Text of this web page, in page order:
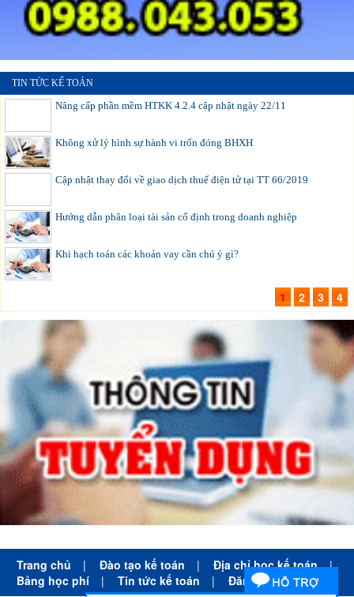
TIN TỨC KẾ TOÁN
Nâng cấp phần mềm HTKK 4.2.4 cập nhật ngày 22/11
Không xử lý hình sự hành vi trốn đóng BHXH
Cập nhật thay đổi về giao dịch thuế điện tử tại TT 66/2019
Hướng dẫn phân loại tài sản cố định trong doanh nghiệp
Khi hạch toán các khoản vay cần chú ý gì?
1 2 3 4
Trang chủ | Đào tạo kế toán | Địa chỉ học kế toán
|
Bảng học phí
| Tin tức kế toán | Đăng ký học